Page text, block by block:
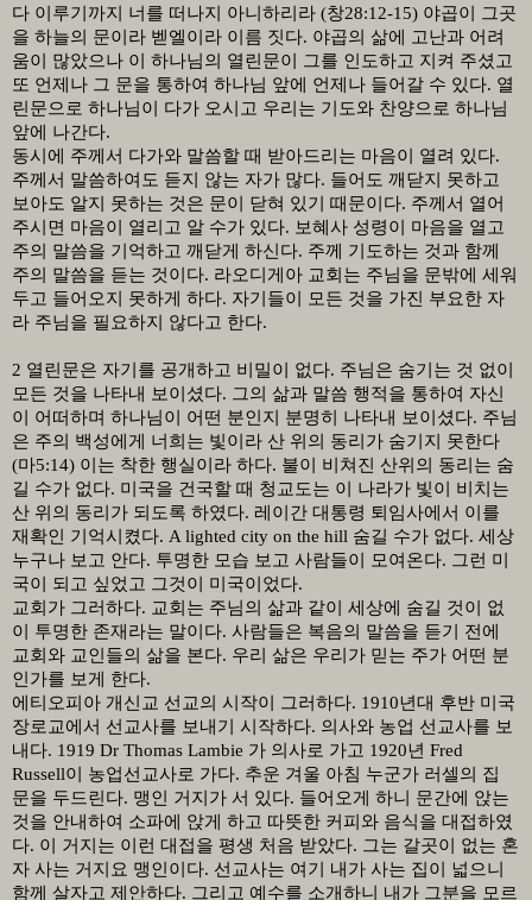
다 이루기까지 너를 떠나지 아니하리라 (창28:12-15) 야곱이 그곳
을 하늘의 문이라 벧엘이라 이름 짓다. 야곱의 삶에 고난과 어려
움이 많았으나 이 하나님의 열린문이 그를 인도하고 지켜 주셨고
또 언제나 그 문을 통하여 하나님 앞에 언제나 들어갈 수 있다. 열
린문으로 하나님이 다가 오시고 우리는 기도와 찬양으로 하나님
앞에 나간다.
동시에 주께서 다가와 말씀할 때 받아드리는 마음이 열려 있다.
주께서 말씀하여도 듣지 않는 자가 많다. 들어도 깨닫지 못하고
보아도 알지 못하는 것은 문이 닫혀 있기 때문이다. 주께서 열어
주시면 마음이 열리고 알 수가 있다. 보혜사 성령이 마음을 열고
주의 말씀을 기억하고 깨닫게 하신다. 주께 기도하는 것과 함께
주의 말씀을 듣는 것이다. 라오디게아 교회는 주님을 문밖에 세워
두고 들어오지 못하게 하다. 자기들이 모든 것을 가진 부요한 자
라 주님을 필요하지 않다고 한다.
2 열린문은 자기를 공개하고 비밀이 없다. 주님은 숨기는 것 없이
모든 것을 나타내 보이셨다. 그의 삶과 말씀 행적을 통하여 자신
이 어떠하며 하나님이 어떤 분인지 분명히 나타내 보이셨다. 주님
은 주의 백성에게 너희는 빛이라 산 위의 동리가 숨기지 못한다
(마5:14) 이는 착한 행실이라 하다. 불이 비쳐진 산위의 동리는 숨
길 수가 없다. 미국을 건국할 때 청교도는 이 나라가 빛이 비치는
산 위의 동리가 되도록 하였다. 레이간 대통령 퇴임사에서 이를
재확인 기억시켰다. A lighted city on the hill 숨길 수가 없다. 세상
누구나 보고 안다. 투명한 모습 보고 사람들이 모여온다. 그런 미
국이 되고 싶었고 그것이 미국이었다.
교회가 그러하다. 교회는 주님의 삶과 같이 세상에 숨길 것이 없
이 투명한 존재라는 말이다. 사람들은 복음의 말씀을 듣기 전에
교회와 교인들의 삶을 본다. 우리 삶은 우리가 믿는 주가 어떤 분
인가를 보게 한다.
에티오피아 개신교 선교의 시작이 그러하다. 1910년대 후반 미국
장로교에서 선교사를 보내기 시작하다. 의사와 농업 선교사를 보
내다. 1919 Dr Thomas Lambie 가 의사로 가고 1920년 Fred
Russell이 농업선교사로 가다. 추운 겨울 아침 누군가 러셀의 집
문을 두드린다. 맹인 거지가 서 있다. 들어오게 하니 문간에 앉는
것을 안내하여 소파에 앉게 하고 따뜻한 커피와 음식을 대접하였
다. 이 거지는 이런 대접을 평생 처음 받았다. 그는 갈곳이 없는 혼
자 사는 거지요 맹인이다. 선교사는 여기 내가 사는 집이 넓으니
함께 살자고 제안하다. 그리고 예수를 소개하니 내가 그분을 모르